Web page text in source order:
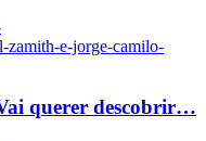
zamith-e-jorge-camilo-
querer descobrir…